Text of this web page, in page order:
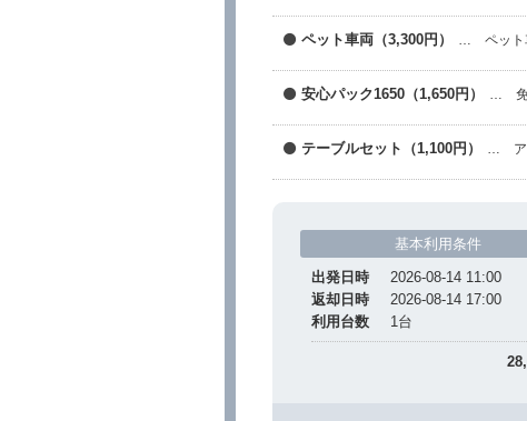
ペット車両（3,300円） … ペット
安心パック1650（1,650円） … 免
テーブルセット（1,100円） … ア
基本利用条件
出発日時
2026-08-14 11:00
返却日時
2026-08-14 17:00
利用台数
1台